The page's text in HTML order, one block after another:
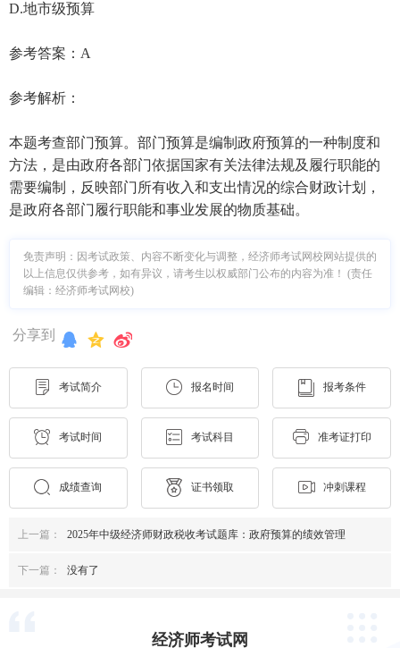
D.地市级预算
参考答案：A
参考解析：
本题考查部门预算。部门预算是编制政府预算的一种制度和
方法，是由政府各部门依据国家有关法律法规及履行职能的
需要编制，反映部门所有收入和支出情况的综合财政计划，
是政府各部门履行职能和事业发展的物质基础。
免责声明：因考试政策、内容不断变化与调整，经济师考试网校网站提供的
以上信息仅供参考，如有异议，请考生以权威部门公布的内容为准！ (责任
编辑：经济师考试网校)
分享到
考试简介 报名时间 报考条件
考试时间 考试科目 准考证打印
成绩查询 证书领取 冲刺课程
上一篇： 2025年中级经济师财政税收考试题库：政府预算的绩效管理
下一篇： 没有了
经济师考试网